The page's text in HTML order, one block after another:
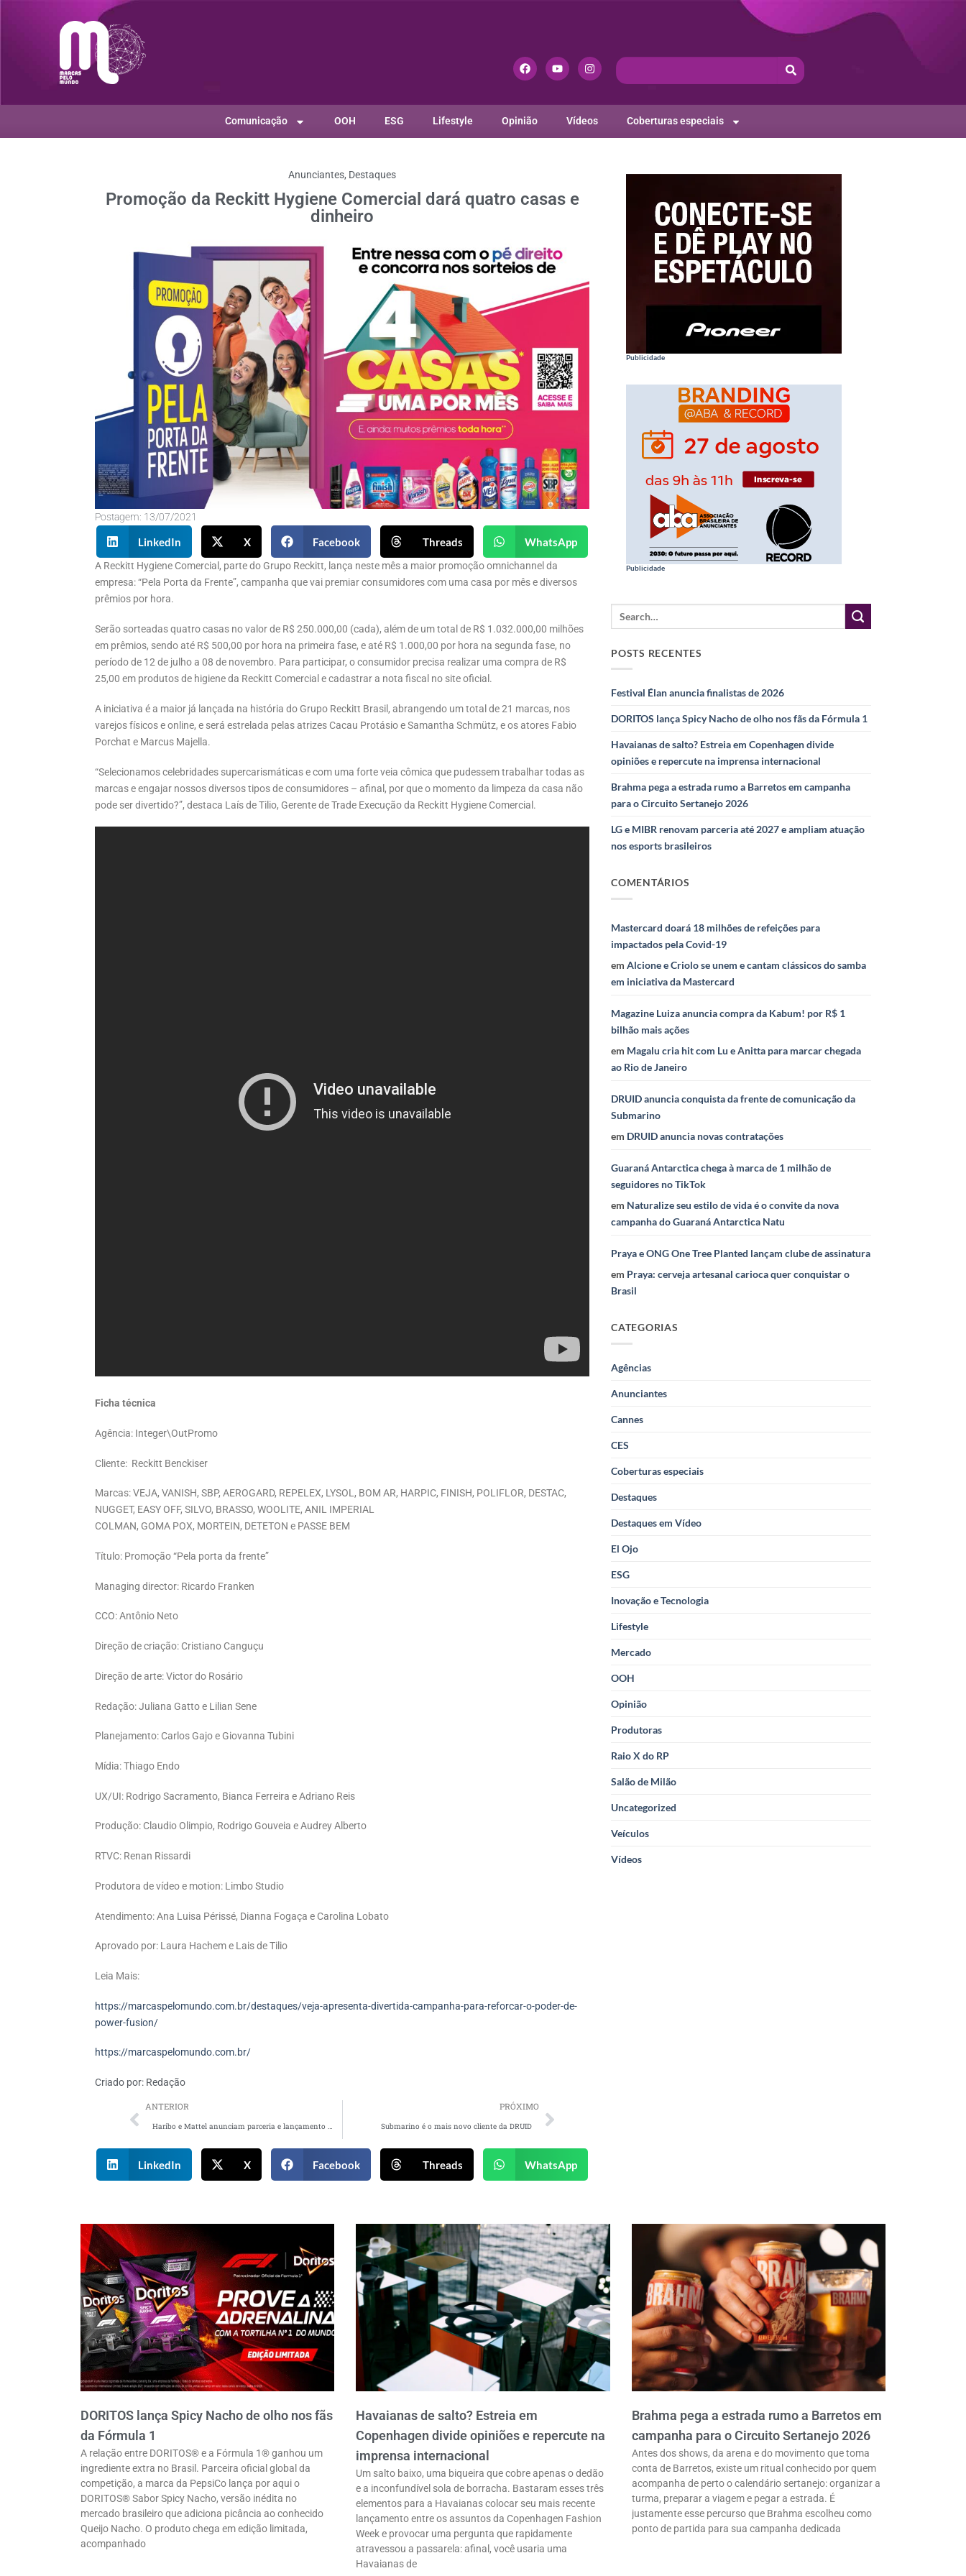
Comunicação OOH ESG Lifestyle Opinião Vídeos Coberturas especiais
Anunciantes, Destaques
Promoção da Reckitt Hygiene Comercial dará quatro casas e
dinheiro
Postagem: 13/07/2021
LinkedIn X Facebook Threads WhatsApp
A Reckitt Hygiene Comercial, parte do Grupo Reckitt, lança neste mês a maior promoção omnichannel da
empresa: “Pela Porta da Frente”, campanha que vai premiar consumidores com uma casa por mês e diversos
prêmios por hora.
Serão sorteadas quatro casas no valor de R$ 250.000,00 (cada), além de um total de R$ 1.032.000,00 milhões
em prêmios, sendo até R$ 500,00 por hora na primeira fase, e até R$ 1.000,00 por hora na segunda fase, no
período de 12 de julho a 08 de novembro. Para participar, o consumidor precisa realizar uma compra de R$
25,00 em produtos de higiene da Reckitt Comercial e cadastrar a nota fiscal no site oficial.
A iniciativa é a maior já lançada na história do Grupo Reckitt Brasil, abrangendo um total de 21 marcas, nos
varejos físicos e online, e será estrelada pelas atrizes Cacau Protásio e Samantha Schmütz, e os atores Fabio
Porchat e Marcus Majella.
“Selecionamos celebridades supercarismáticas e com uma forte veia cômica que pudessem trabalhar todas as
marcas e engajar nossos diversos tipos de consumidores – afinal, por que o momento da limpeza da casa não
pode ser divertido?”, destaca Laís de Tilio, Gerente de Trade Execução da Reckitt Hygiene Comercial.
Ficha técnica
Agência: Integer\OutPromo
Cliente: Reckitt Benckiser
Marcas: VEJA, VANISH, SBP, AEROGARD, REPELEX, LYSOL, BOM AR, HARPIC, FINISH, POLIFLOR, DESTAC,
NUGGET, EASY OFF, SILVO, BRASSO, WOOLITE, ANIL IMPERIAL
COLMAN, GOMA POX, MORTEIN, DETETON e PASSE BEM
Título: Promoção “Pela porta da frente”
Managing director: Ricardo Franken
CCO: Antônio Neto
Direção de criação: Cristiano Canguçu
Direção de arte: Victor do Rosário
Redação: Juliana Gatto e Lilian Sene
Planejamento: Carlos Gajo e Giovanna Tubini
Mídia: Thiago Endo
UX/UI: Rodrigo Sacramento, Bianca Ferreira e Adriano Reis
Produção: Claudio Olimpio, Rodrigo Gouveia e Audrey Alberto
RTVC: Renan Rissardi
Produtora de vídeo e motion: Limbo Studio
Atendimento: Ana Luisa Périssé, Dianna Fogaça e Carolina Lobato
Aprovado por: Laura Hachem e Lais de Tilio
Leia Mais:
https://marcaspelomundo.com.br/destaques/veja-apresenta-divertida-campanha-para-reforcar-o-poder-de-
power-fusion/
https://marcaspelomundo.com.br/
Criado por: Redação
ANTERIOR
Haribo e Mattel anunciam parceria e lançamento de linha exclusiva
PRÓXIMO
Submarino é o mais novo cliente da DRUID
LinkedIn X Facebook Threads WhatsApp
Publicidade
Publicidade
POSTS RECENTES
Festival Élan anuncia finalistas de 2026
DORITOS lança Spicy Nacho de olho nos fãs da Fórmula 1
Havaianas de salto? Estreia em Copenhagen divide
opiniões e repercute na imprensa internacional
Brahma pega a estrada rumo a Barretos em campanha
para o Circuito Sertanejo 2026
LG e MIBR renovam parceria até 2027 e ampliam atuação
nos esports brasileiros
COMENTÁRIOS
Mastercard doará 18 milhões de refeições para
impactados pela Covid-19
emAlcione e Criolo se unem e cantam clássicos do samba
em iniciativa da Mastercard
Magazine Luiza anuncia compra da Kabum! por R$ 1
bilhão mais ações
em Magalu cria hit com Lu e Anitta para marcar chegada
ao Rio de Janeiro
DRUID anuncia conquista da frente de comunicação da
Submarino
em DRUID anuncia novas contratações
Guaraná Antarctica chega à marca de 1 milhão de
seguidores no TikTok
em Naturalize seu estilo de vida é o convite da nova
campanha do Guaraná Antarctica Natu
Praya e ONG One Tree Planted lançam clube de assinatura
em Praya: cerveja artesanal carioca quer conquistar o
Brasil
CATEGORIAS
Agências
Anunciantes
Cannes
CES
Coberturas especiais
Destaques
Destaques em Vídeo
El Ojo
ESG
Inovação e Tecnologia
Lifestyle
Mercado
OOH
Opinião
Produtoras
Raio X do RP
Salão de Milão
Uncategorized
Veículos
Vídeos
DORITOS lança Spicy Nacho de olho nos fãs
da Fórmula 1
A relação entre DORITOS® e a Fórmula 1® ganhou um
ingrediente extra no Brasil. Parceira oficial global da
competição, a marca da PepsiCo lança por aqui o
DORITOS® Sabor Spicy Nacho, versão inédita no
mercado brasileiro que adiciona picância ao conhecido
Queijo Nacho. O produto chega em edição limitada,
acompanhado
Havaianas de salto? Estreia em
Copenhagen divide opiniões e repercute na
imprensa internacional
Um salto baixo, uma biqueira que cobre apenas o dedão
e a inconfundível sola de borracha. Bastaram esses três
elementos para a Havaianas colocar seu mais recente
lançamento entre os assuntos da Copenhagen Fashion
Week e provocar uma pergunta que rapidamente
atravessou a passarela: afinal, você usaria uma
Havaianas de
Brahma pega a estrada rumo a Barretos em
campanha para o Circuito Sertanejo 2026
Antes dos shows, da arena e do movimento que toma
conta de Barretos, existe um ritual conhecido por quem
acompanha de perto o calendário sertanejo: organizar a
turma, preparar a viagem e pegar a estrada. É
justamente esse percurso que Brahma escolheu como
ponto de partida para sua campanha dedicada